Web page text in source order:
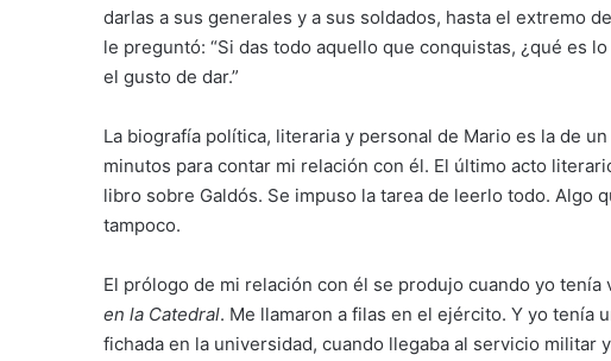
darlas a sus generales y a sus soldados, hasta el extremo
le preguntó: “Si das todo aquello que conquistas, ¿qué es
el gusto de dar.”
La biografía política, literaria y personal de Mario es la de
minutos para contar mi relación con él. El último acto
libro sobre Galdós. Se impuso la tarea de leerlo todo. Algo
tampoco.
El prólogo de mi relación con él se produjo cuando yo tenía
en la Catedral. Me llamaron a filas en el ejército. Y yo tenía
fichada en la universidad, cuando llegaba al servicio militar